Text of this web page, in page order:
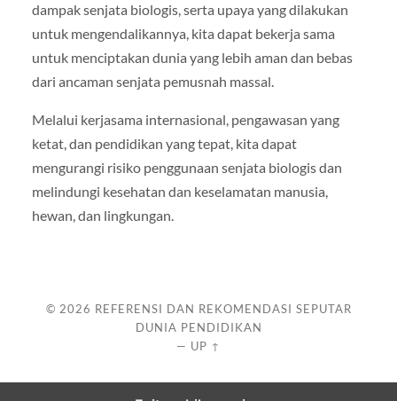
dampak senjata biologis, serta upaya yang dilakukan
untuk mengendalikannya, kita dapat bekerja sama
untuk menciptakan dunia yang lebih aman dan bebas
dari ancaman senjata pemusnah massal.
Melalui kerjasama internasional, pengawasan yang
ketat, dan pendidikan yang tepat, kita dapat
mengurangi risiko penggunaan senjata biologis dan
melindungi kesehatan dan keselamatan manusia,
hewan, dan lingkungan.
© 2026 REFERENSI DAN REKOMENDASI SEPUTAR
DUNIA PENDIDIKAN
— UP ↑